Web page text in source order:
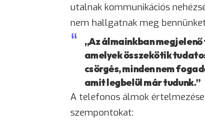
utalnak kommunikációs
nem hallgatnak meg
„Az álmainkban
amelyek összekötik
csörgés, minden nem
amit legbelül már tudunk.”
A telefonos álmok
szempontokat: